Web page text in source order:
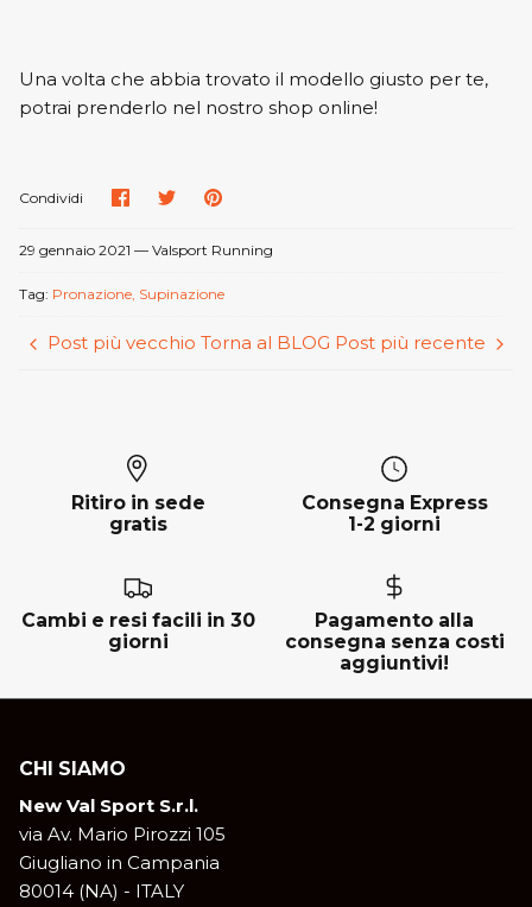
Una volta che abbia trovato il modello giusto per te,
potrai prenderlo nel nostro shop online!
Condividi Condividi
su
CondividiCondividi
29 gennaio 2021 — Valsport Running
Tag: Pronazione Supinazione
Post più vecchio Torna al BLOG Post più recente
Ritiro in sede
gratis
Consegna Express
1-2 giorni
Cambi e resi facili in 30
giorni
Pagamento alla
consegna senza costi
aggiuntivi!
CHI SIAMO
New Val Sport S.r.l.
via Av. Mario Pirozzi 105
Giugliano in Campania
80014 (NA) - ITALY